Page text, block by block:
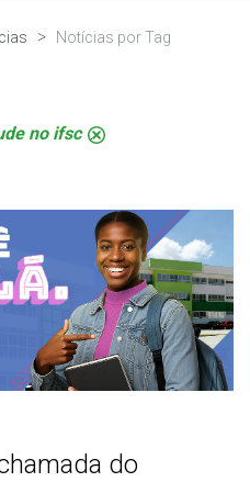
Notícias por Tag
no ifsc .
do